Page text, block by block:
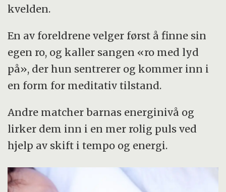
kvelden.
En av foreldrene velger først å finne sin
egen ro, og kaller sangen «ro med lyd
på», der hun sentrerer og kommer inn i
en form for meditativ tilstand.
Andre matcher barnas energinivå og
lirker dem inn i en mer rolig puls ved
hjelp av skift i tempo og energi.